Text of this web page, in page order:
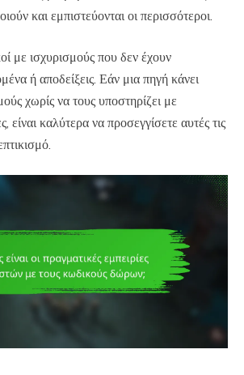
και εμπιστεύονται οι περισσότεροι.
με ισχυρισμούς που δεν έχουν
ή αποδείξεις. Εάν μια πηγή κάνει
χωρίς να τους υποστηρίζει με
είναι καλύτερα να προσεγγίσετε αυτές τις